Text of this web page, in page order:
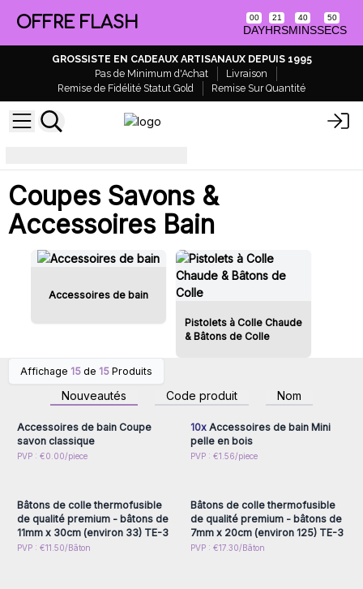
OFFRE FLASH 00
DAY
21
HRS
40
MINS
50
SECS
GROSSISTE EN CADEAUX ARTISANAUX DEPUIS 1995
Pas de Minimum d'Achat
Livraison
Remise de Fidélité Statut Gold
Remise Sur Quantité
Coupes Savons &
Accessoires Bain
Accessoires de bain
Pistolets à Colle Chaude
& Bâtons de Colle
Affichage 15 de 15 Produits
Nouveautés Code produit Nom
Connectez-vous ou
inscrivez-vous pour
accéder aux prix de gros
Accessoires de bain Coupe
savon classique
PVP : €0.00/piece
inscrivez-vous pour
accéder aux prix de gros
10xAccessoires de bain Mini
pelle en bois
PVP : €1.56/piece
Connectez-vous ou
Bâtons de colle thermofusible
de qualité premium - bâtons de
11mm x 30cm (environ 33) TE-3
PVP : €11.50/Bâton
Connectez-vous ou
Bâtons de colle thermofusible
de qualité premium - bâtons de
7mm x 20cm (environ 125) TE-3
PVP : €17.30/Bâton
Connectez-vous ou
Connectez-vous ou